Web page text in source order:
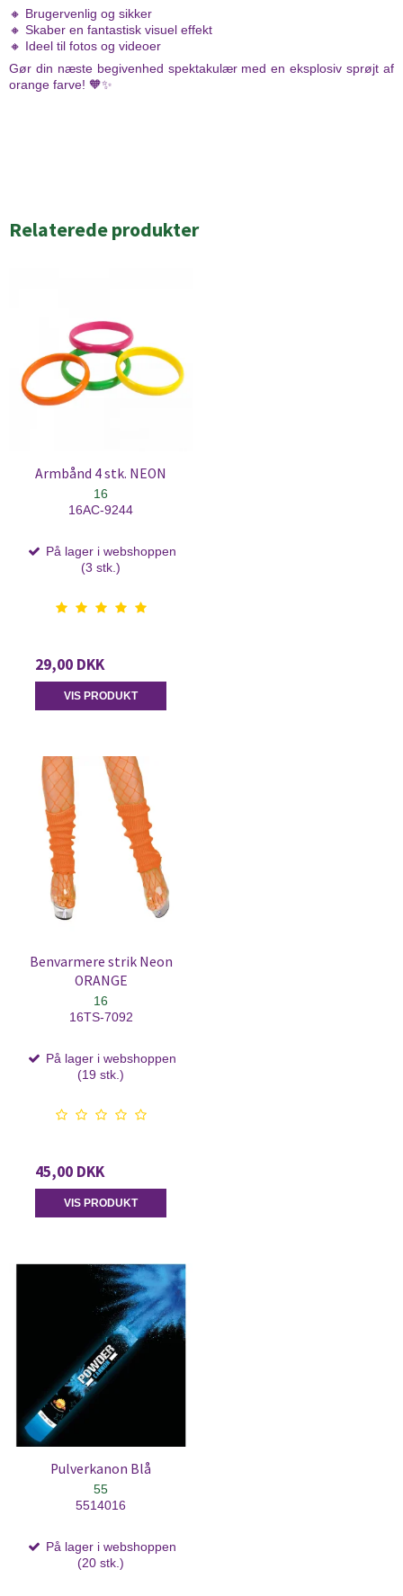
🔸 Brugervenlig og sikker
🔸 Skaber en fantastisk visuel effekt
🔸 Ideel til fotos og videoer
Gør din næste begivenhed spektakulær med en eksplosiv sprøjt af
orange farve! 🧡✨
Relaterede produkter
Armbånd 4 stk. NEON
16
16AC-9244
På lager i webshoppen
(3 stk.)
29,00 DKK
VIS PRODUKT
Benvarmere strik Neon
ORANGE
16
16TS-7092
På lager i webshoppen
(19 stk.)
45,00 DKK
VIS PRODUKT
Pulverkanon Blå
55
5514016
På lager i webshoppen
(20 stk.)